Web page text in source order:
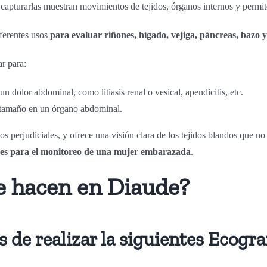
muestran movimientos de tejidos, órganos internos y
usos para evaluar riñones, hígado, vejiga, páncreas, bazo y
para:
dolor abdominal, como litiasis renal o vesical, apendicitis, etc.
en un órgano abdominal.
perjudiciales, y ofrece una visión clara de los tejidos blandos que
para el monitoreo de una mujer embarazada.
hacen en Diaude?
de realizar la siguientes